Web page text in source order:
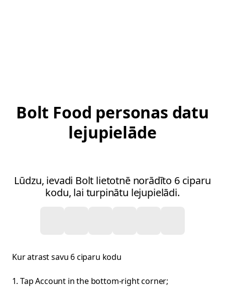
Bolt Food personas datu
lejupielāde
Lūdzu, ievadi Bolt lietotnē norādīto 6 ciparu
kodu, lai turpinātu lejupielādi.
Kur atrast savu 6 ciparu kodu
Tap Account in the bottom-right corner;